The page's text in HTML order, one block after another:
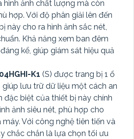
hình ảnh chất lượng mà còn
hợp. Với độ phân giải lên đến
này cho ra hình ảnh sắc nét,
Khả năng xem ban đêm
kể, giúp giám sát hiệu quả
K1 (S) được trang bị 1 ổ
giúp lưu trữ dữ liệu một cách an
đặc biệt của thiết bị này chính
ảnh siêu nét, phù hợp cho
Với công nghệ tiên tiến và
chắc chắn là lựa chọn tối ưu